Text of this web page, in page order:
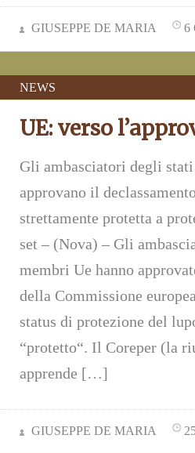
GIUSEPPE DE MARIA 6
NEWS
UE: verso
Gli ambasciatori degli
approvano il
strettamente protetta a
set – (Nova) – Gli
membri Ue hanno
della Commissione
status di protezione del
“protetto“. Il Coreper (la
apprende […]
GIUSEPPE DE MARIA